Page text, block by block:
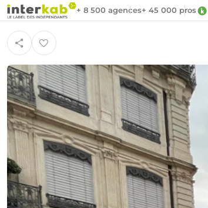
+ 8 500 agences+ 45 000 pros